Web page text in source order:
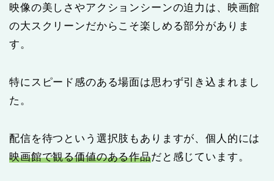
映像の美しさやアクションシーンの迫力は、映画館
の大スクリーンだからこそ楽しめる部分がありま
す。
特にスピード感のある場面は思わず引き込まれまし
た。
配信を待つという選択肢もありますが、個人的には
映画館で観る価値のある作品だと感じています。